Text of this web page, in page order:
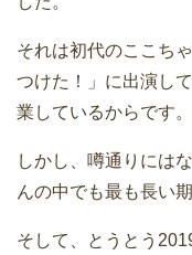
それは初代のここち
つけた！」に出演し
業しているからです。
しかし、噂通りには
んの中でも最も長い
そして、とうとう